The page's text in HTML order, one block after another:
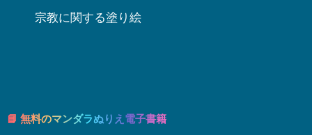
宗教に関する塗り絵
📘 無料のマンダラぬりえ電子書籍